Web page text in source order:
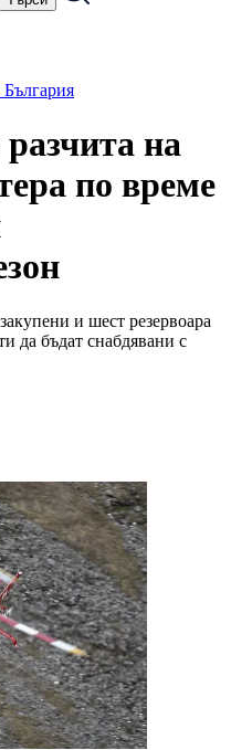
на
по време
и шест резервоара
да бъдат снабдявани с